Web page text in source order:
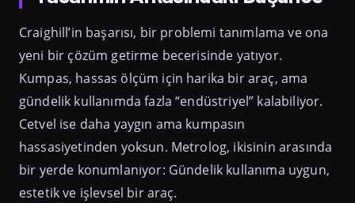
Craighill’in başarısı, bir problemi tanımlama ve ona
yeni bir çözüm getirme becerisinde yatıyor.
Kumpas, hassas ölçüm için harika bir araç, ama
gündelik kullanımda fazla “endüstriyel” kalabiliyor.
Cetvel ise daha yaygın ama kumpasın
hassasiyetinden yoksun. Metrolog, ikisinin arasında
bir yerde konumlanıyor: Gündelik kullanıma uygun,
estetik ve işlevsel bir araç.